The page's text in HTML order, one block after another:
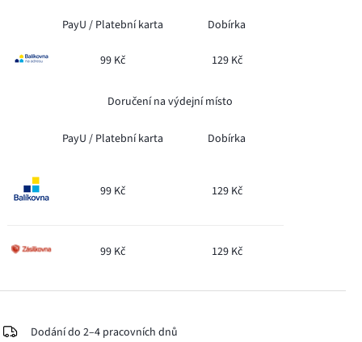
PayU / Platební karta Dobírka
99 Kč 129 Kč
Doručení na výdejní místo
PayU / Platební karta Dobírka
99 Kč 129 Kč
99 Kč 129 Kč
Dodání do 2–4 pracovních dnů